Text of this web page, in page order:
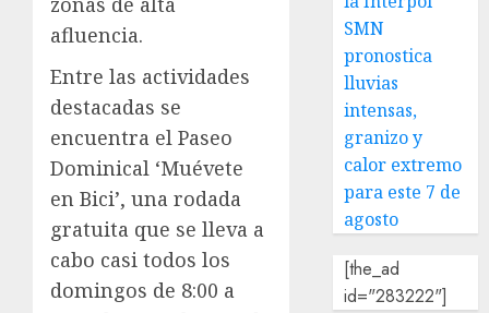
afluencia.
Entre las actividades
destacadas se
encuentra el Paseo
Dominical ‘Muévete
en Bici’, una rodada
gratuita que se lleva a
cabo casi todos los
domingos de 8:00 a
SMN
pronostica
lluvias
intensas,
granizo y
calor extremo
para este 7 de
agosto
[the_ad
id="283222"]